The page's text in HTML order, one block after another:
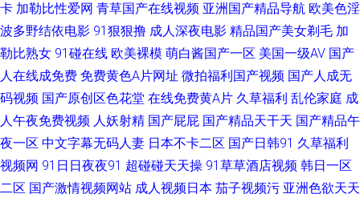
天干天天上 国产极品15P 色老大网站在线观看 91免费观看网站入口 国产亚
洲欧洲高潮 日韩性爱激情精品 五月性爱网站 美女总站 三级片黄色片网络 日
韩熟妇专区 人妻国产一卡二卡三卡 国产麻豆加勒 伊人大香蕉99 91新片 国产
人妻网站 无码微视频 91论坛视频 福利一区二区导航在线 青娱乐操碰 91换妻
卡 加勒比性爱网 青草国产在线视频 亚洲国产精品导航 欧美色淫
波多野结依电影 91狠狠撸 成人深夜电影 精品国产美女剃毛 加
勒比熟女 91碰在线 欧美裸模 萌白酱国产一区 美国一级AV 国产
人在线成免费 免费黄色A片网址 微拍福利国产视频 国产人成无
码视频 国产原创区色花堂 在线免费黄A片 久草福利 乱伦家庭 成
人午夜免费视频 人妖射精 国产屁屁 国产精品天干天 国产精品午
夜一区 中文字幕无码人妻 日本不卡二区 国产日韩91 久草福利
视频网 91日日夜夜91 超碰碰天天操 91草草酒店视频 韩日一区
二区 国产激情视频网站 成人视频日本 茄子视频污 亚洲色欲天天